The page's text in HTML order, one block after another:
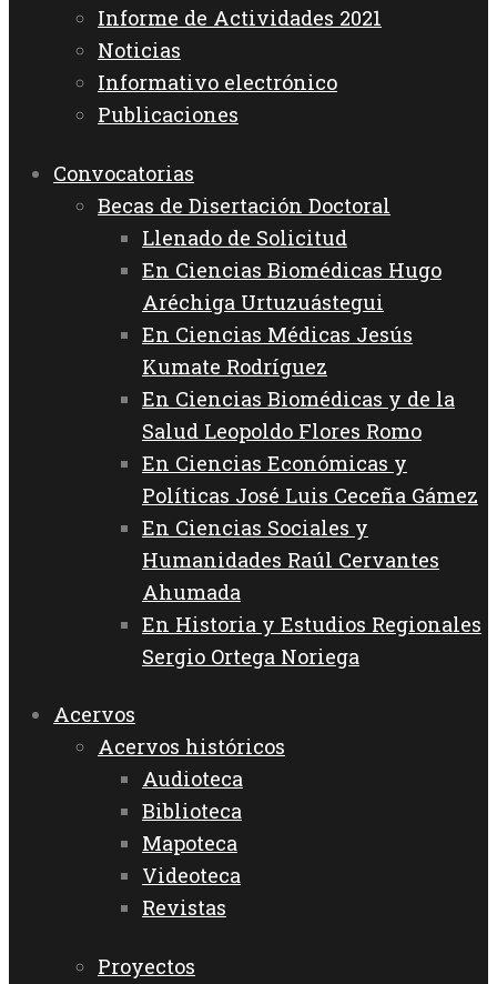
Informe de Actividades 2021
Noticias
Informativo electrónico
Publicaciones
Convocatorias
Becas de Disertación Doctoral
Llenado de Solicitud
En Ciencias Biomédicas Hugo
Aréchiga Urtuzuástegui
En Ciencias Médicas Jesús
Kumate Rodríguez
En Ciencias Biomédicas y de la
Salud Leopoldo Flores Romo
En Ciencias Económicas y
Políticas José Luis Ceceña Gámez
En Ciencias Sociales y
Humanidades Raúl Cervantes
Ahumada
En Historia y Estudios Regionales
Sergio Ortega Noriega
Acervos
Acervos históricos
Audioteca
Biblioteca
Mapoteca
Videoteca
Revistas
Proyectos